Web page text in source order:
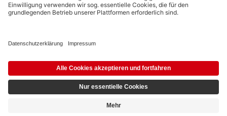
Die Nutzung der Inhalte für Text- und Data-Mining von (generativen) KI
Zusammenhang ausdrücklich vorbehalten und daher verboten.